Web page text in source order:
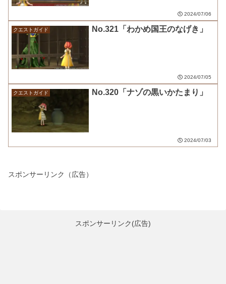
2024/07/06
クエストガイド No.321「わかめ国王のなげき」
2024/07/05
クエストガイド No.320「ナゾの黒いかたまり」
2024/07/03